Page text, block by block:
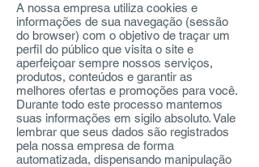
A nossa empresa utiliza cookies e
informações de sua navegação (sessão
do browser) com o objetivo de traçar um
perfil do público que visita o site e
aperfeiçoar sempre nossos serviços,
produtos, conteúdos e garantir as
melhores ofertas e promoções para você.
Durante todo este processo mantemos
suas informações em sigilo absoluto. Vale
lembrar que seus dados são registrados
pela nossa empresa de forma
automatizada, dispensando manipulação